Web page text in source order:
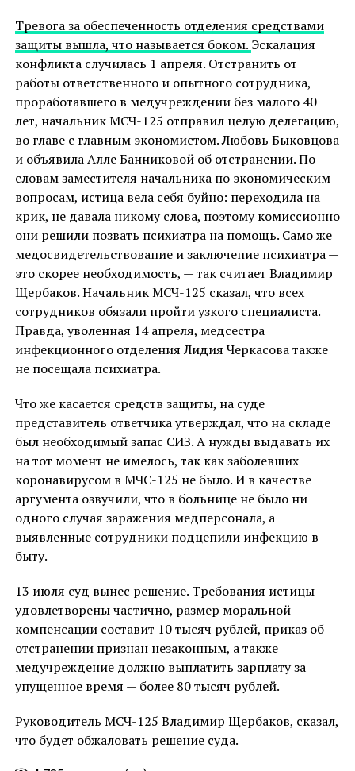
Тревога за обеспеченность отделения средствами
защиты вышла, что называется боком. Эскалация
конфликта случилась 1 апреля. Отстранить от
работы ответственного и опытного сотрудника,
проработавшего в медучреждении без малого 40
лет, начальник МСЧ-125 отправил целую делегацию,
во главе с главным экономистом. Любовь Быковцова
и объявила Алле Банниковой об отстранении. По
словам заместителя начальника по экономическим
вопросам, истица вела себя буйно: переходила на
крик, не давала никому слова, поэтому комиссионно
они решили позвать психиатра на помощь. Само же
медосвидетельствование и заключение психиатра —
это скорее необходимость, — так считает Владимир
Щербаков. Начальник МСЧ-125 сказал, что всех
сотрудников обязали пройти узкого специалиста.
Правда, уволенная 14 апреля, медсестра
инфекционного отделения Лидия Черкасова также
не посещала психиатра.
Что же касается средств защиты, на суде
представитель ответчика утверждал, что на складе
был необходимый запас СИЗ. А нужды выдавать их
на тот момент не имелось, так как заболевших
коронавирусом в МЧС-125 не было. И в качестве
аргумента озвучили, что в больнице не было ни
одного случая заражения медперсонала, а
выявленные сотрудники подцепили инфекцию в
быту.
13 июля суд вынес решение. Требования истицы
удовлетворены частично, размер моральной
компенсации составит 10 тысяч рублей, приказ об
отстранении признан незаконным, а также
медучреждение должно выплатить зарплату за
упущенное время — более 80 тысяч рублей.
Руководитель МСЧ-125 Владимир Щербаков, сказал,
что будет обжаловать решение суда.